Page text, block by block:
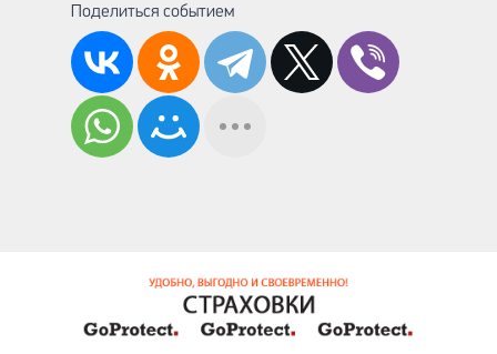
Поделиться событием